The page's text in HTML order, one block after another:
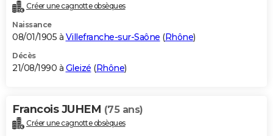
Créer une cagnotte obsèques
Naissance
08/01/1905 à Villefranche-sur-Saône (Rhône)
Décès
21/08/1990 à Gleizé (Rhône)
Francois JUHEM (75 ans)
Créer une cagnotte obsèques